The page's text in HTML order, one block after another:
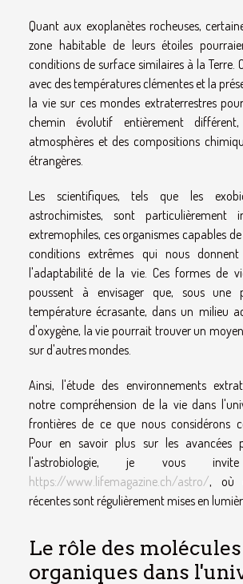
Quant aux exoplanètes rocheuses,
zone habitable de leurs étoiles
conditions de surface similaires à la Terre.
avec des températures clémentes et la
la vie sur ces mondes extraterrestres
chemin évolutif entièrement
atmosphères et des compositions
étrangères.
Les scientifiques, tels que les
astrochimistes, sont particulièrement
extremophiles, ces organismes capables
conditions extrêmes qui nous
l'adaptabilité de la vie. Ces formes de
poussent à envisager que, sous une
température écrasante, dans un milieu
d'oxygène, la vie pourrait trouver un
sur d'autres mondes.
Ainsi, l'étude des environnements
notre compréhension de la vie dans
frontières de ce que nous considérons
Pour en savoir plus sur les avancées
l'astrobiologie, je vous
https://www.lifemagazine.ch/astro/, où
récentes sont régulièrement mises en
Le rôle des molécules
organiques dans